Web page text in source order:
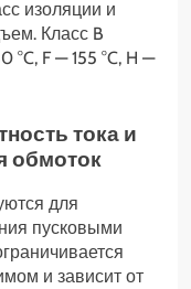
изоляции и
Класс B
°C, F — 155 °C, H —
тока и
обмоток
для
пусковыми
и зависит от